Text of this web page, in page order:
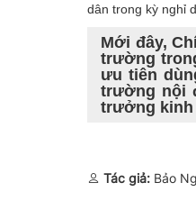
dân trong kỳ nghỉ
Mới đây,
trường
ưu tiên
trường nội
trưởng kinh
Tác giả: Bảo